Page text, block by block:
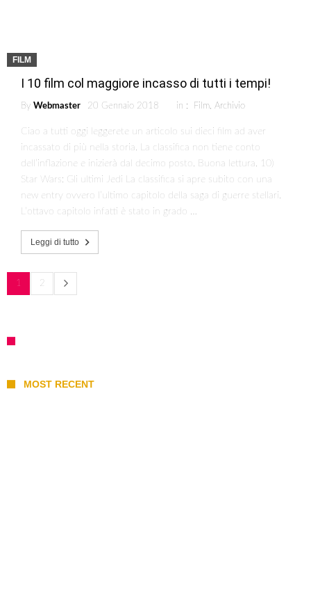
FILM
I 10 film col maggiore incasso di tutti i tempi!
By Webmaster 20 Gennaio 2018 in : Film, Archivio
Ciao a tutti oggi leggerete un articolo sui dieci film ad aver
incassato di più nella storia. La classifica non tiene conto
dell’inflazione e inizierà dal decimo posto. Buona lettura. 10)
Star Wars: Gli ultimi Jedi La classifica si apre subito con una
new entry ovvero l’ultimo capitolo della saga di guerre stellari.
L’ottavo capitolo infatti è stato in grado …
Leggi di tutto
1 2
MOST RECENT